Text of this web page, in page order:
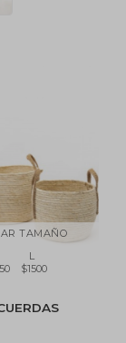
TAMAÑO
L
$1500